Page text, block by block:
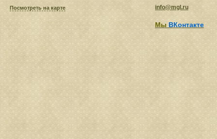
Посмотреть на карте info@mgl.ru
Мы ВКонтакте